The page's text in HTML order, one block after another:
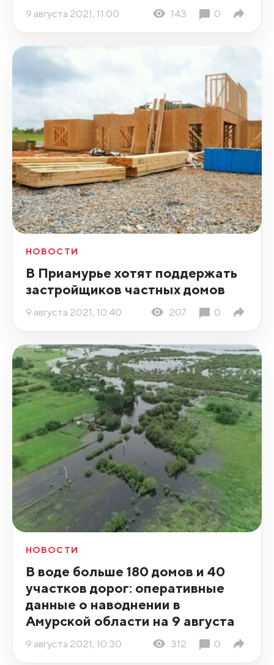
9 августа 2021, 11:00 143 0
НОВОСТИ
В Приамурье хотят поддержать
застройщиков частных домов
9 августа 2021, 10:40 207 0
НОВОСТИ
В воде больше 180 домов и 40
участков дорог: оперативные
данные о наводнении в
Амурской области на 9 августа
9 августа 2021, 10:30 312 0